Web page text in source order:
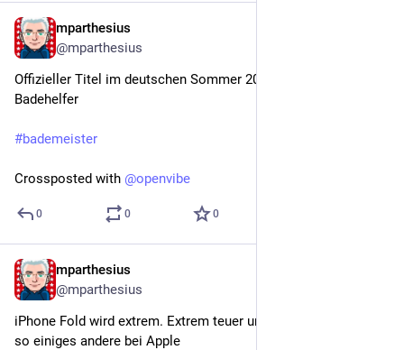
mparthesius
@mparthesius
Offizieller Titel im deutschen Sommer 2026: rettungskündiger
Badehelfer
#bademeister
Crossposted with @openvibe
0 0 0
mparthesius
@mparthesius
iPhone Fold wird extrem. Extrem teuer und extrem knapp. Wie
so einiges andere bei Apple